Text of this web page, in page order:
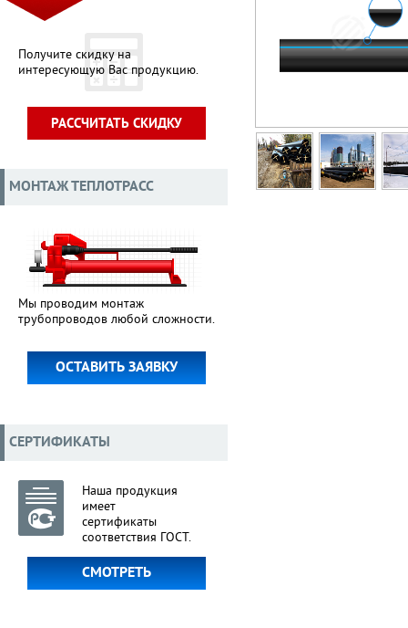
Получите скидку на
интересующую Вас продукцию.
РАССЧИТАТЬ СКИДКУ
МОНТАЖ ТЕПЛОТРАСС
Мы проводим монтаж
трубопроводов любой сложности.
ОСТАВИТЬ ЗАЯВКУ
СЕРТИФИКАТЫ
Наша продукция
имеет
сертификаты
соответствия ГОСТ.
СМОТРЕТЬ